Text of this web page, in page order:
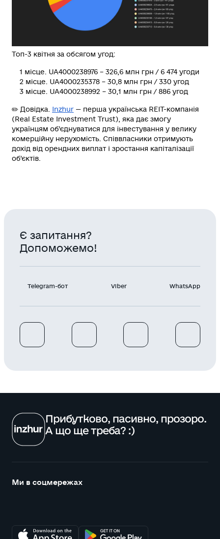
Топ-3 квітня за обсягом угод:
1 місце. UA4000238976 – 326,6 млн грн / 6 474 угоди
2 місце. UA4000235378 – 30,8 млн грн / 330 угод
3 місце. UA4000238992 – 30,1 млн грн / 886 угод
✏️ Довідка Inzhur — перша українська RЕІТ-компанія
(Real Estate Investment Trust), яка дає змогу
українцям об’єднуватися для інвестування у велику
комерційну нерухомість. Співвласники отримують
дохід від орендних виплат і зростання капіталізації
об’єктів.
Є запитання?
Допоможемо!
Telegram-бот Viber WhatsApp
Прибутково, пасивно, прозоро.
А що ще треба? :)
Ми в соцмережах